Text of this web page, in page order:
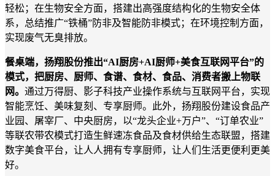
轻松；在生物安全方面，搭建出高强度结构化的生物安全体
系，总结推广“铁桶”防非及智能防非模式；在环境控制方面，
实现废气无臭排放。
餐桌端，扬翔股份推出“AI厨房+AI厨师+美食互联网平台”的
模式，把厨房、厨师、食谱、食材、食品、消费者搬上物联
网。 通过万得厨、影子科技产业操作系统与互联网平台，实现
智能烹饪、美味复刻、专享厨师。此外，扬翔股份建设食品产
业园、屠宰厂、中央厨房，以“龙头企业+万户”、“订单农业”
等联农带农模式打造生鲜速冻食品及食材供给生态联盟，搭建
数字美食平台，让人人拥有专享厨师，让人们生活更便利更美
好。